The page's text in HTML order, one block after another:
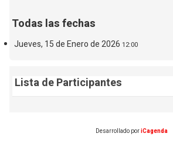
Todas las fechas
Jueves, 15 de Enero de 2026 12:00
Lista de Participantes
Desarrollado poriCagenda